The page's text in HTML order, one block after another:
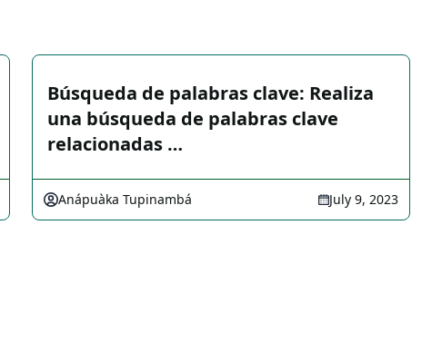
Búsqueda de palabras clave: Realiza
una búsqueda de palabras clave
relacionadas …
Anápuàka Tupinambá July 9, 2023